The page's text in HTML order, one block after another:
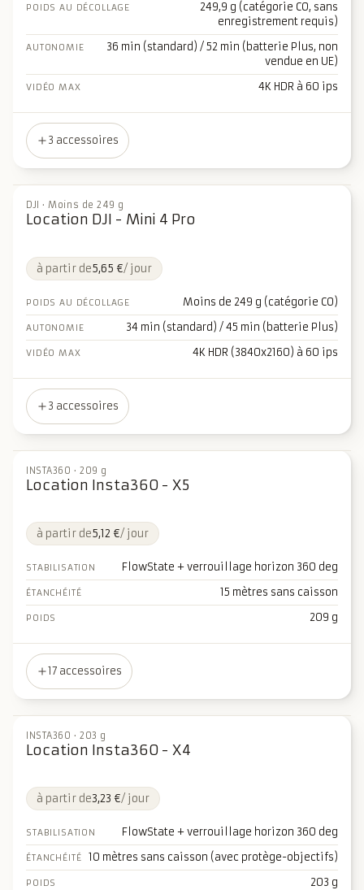
POIDS AU DÉCOLLAGE
249,9 g (catégorie C0, sans
enregistrement requis)
AUTONOMIE
36 min (standard) / 52 min (batterie Plus, non
vendue en UE)
VIDÉO MAX 4K HDR à 60 ips
3 accessoires
DJI ·Moins de 249 g
Location DJI - Mini 4 Pro
à partir de5,65 €/ jour
POIDS AU DÉCOLLAGE Moins de 249 g (catégorie C0)
AUTONOMIE 34 min (standard) / 45 min (batterie Plus)
VIDÉO MAX 4K HDR (3840x2160) à 60 ips
3 accessoires
INSTA360 ·209 g
Location Insta360 - X5
à partir de5,12 €/ jour
STABILISATION FlowState + verrouillage horizon 360 deg
ÉTANCHÉITÉ 15 mètres sans caisson
POIDS 209 g
17 accessoires
INSTA360 ·203 g
Location Insta360 - X4
à partir de3,23 €/ jour
STABILISATION FlowState + verrouillage horizon 360 deg
ÉTANCHÉITÉ 10 mètres sans caisson (avec protège-objectifs)
POIDS 203 g